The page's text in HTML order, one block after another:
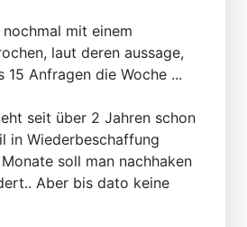
mit einem
laut deren aussage,
15 Anfragen die Woche ...
seit über 2 Jahren schon
in Wiederbeschaffung
soll man nachhaken
Aber bis dato keine